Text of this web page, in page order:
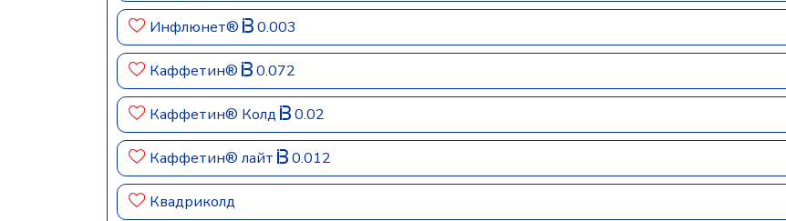
Инфлюнет® 0.003
Каффетин® 0.072
Каффетин® Колд 0.02
Каффетин® лайт 0.012
Квадриколд